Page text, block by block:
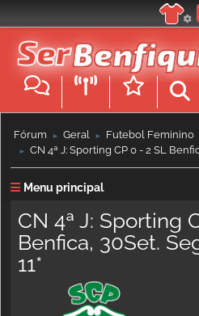
Fórum ► Geral ► Futebol Feminino
► CN 4ª J: Sporting CP 0 - 2 SL
Menu principal
CN 4ª J: Sporting
Benfica, 30Set.
11*